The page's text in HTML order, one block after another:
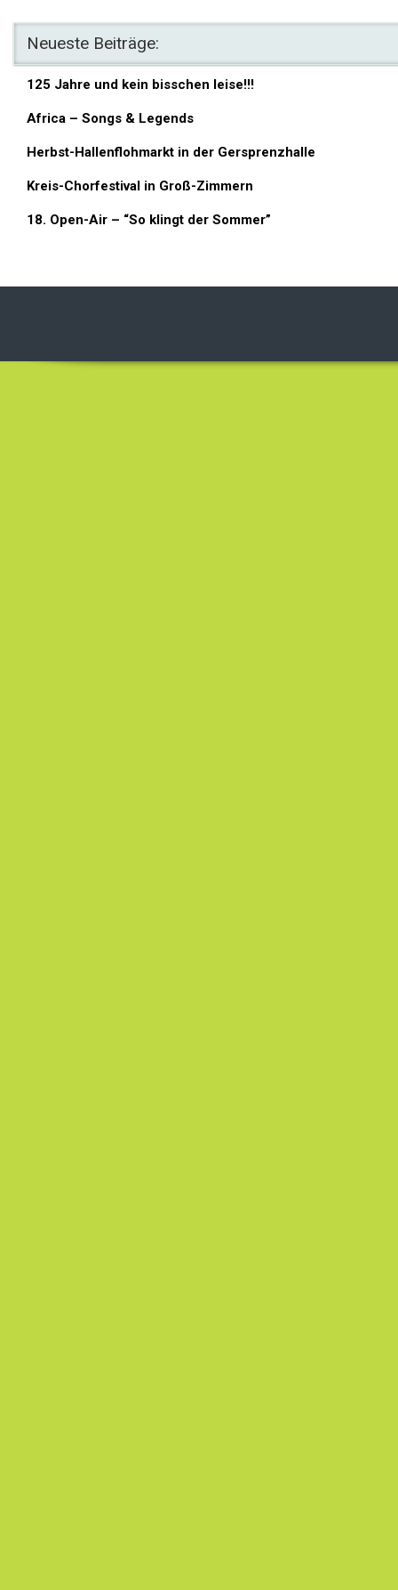
Neueste Beiträge:
125 Jahre und kein bisschen leise!!!
Africa – Songs & Legends
Herbst-Hallenflohmarkt in der Gersprenzhalle
Kreis-Chorfestival in Groß-Zimmern
18. Open-Air – “So klingt der Sommer”